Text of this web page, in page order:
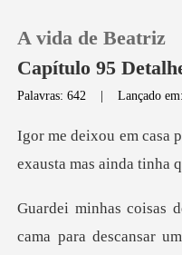
Histórico
A vida de Beatriz
Capítulo 95
Palavras: 642 |Lançado
exaust
ama para descansar